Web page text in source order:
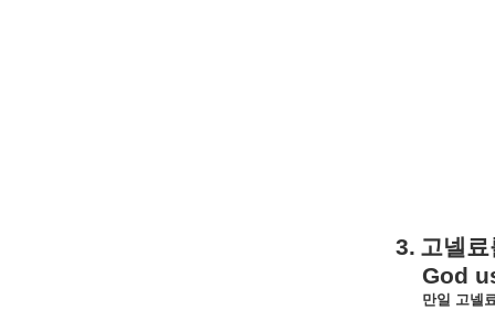
3. 고넬료
God
만일 고넬